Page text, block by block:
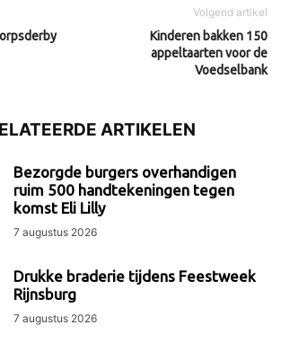
Volgend artikel
Kinderen bakken 150
appeltaarten voor de
Voedselbank
ARTIKELEN
Bezorgde burgers overhandigen
ruim 500 handtekeningen tegen
komst Eli Lilly
7 augustus 2026
Drukke braderie tijdens Feestweek
Rijnsburg
7 augustus 2026